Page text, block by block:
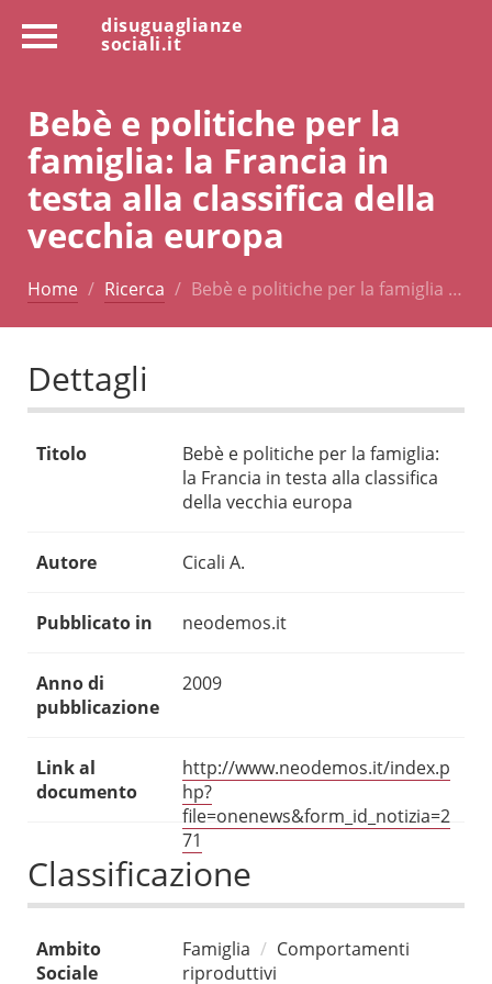
disuguaglianze
sociali.it
Bebè e politiche per la
famiglia: la Francia in
testa alla classifica della
vecchia europa
Home Ricerca Bebè e politiche per la famiglia …
Dettagli
Titolo
Bebè e politiche per la famiglia:
la Francia in testa alla classifica
della vecchia europa
Autore Cicali A.
Pubblicato in neodemos.it
Anno di
pubblicazione
2009
Link al
documento
http://www.neodemos.it/index.p
hp?
file=onenews&form_id_notizia=2
71
Classificazione
Ambito
Sociale
Famiglia
Comportamenti
riproduttivi